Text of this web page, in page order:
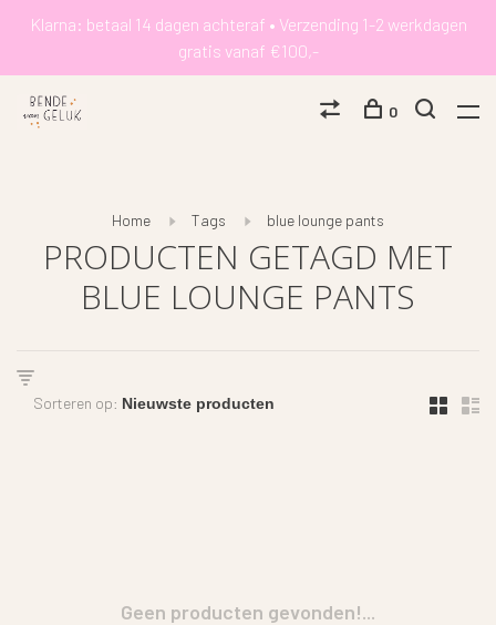
Klarna: betaal 14 dagen achteraf • Verzending 1-2 werkdagen
gratis vanaf €100,-
0
Home Tags blue lounge pants
PRODUCTEN GETAGD MET
BLUE LOUNGE PANTS
Sorteren op:
Geen producten gevonden!...